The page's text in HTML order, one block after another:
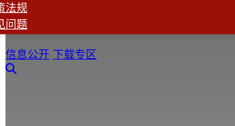
法规
问题
信息公开 下载专区